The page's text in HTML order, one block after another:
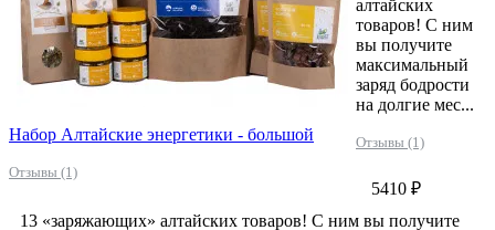
Набор Алтайские энергетики - большой
Отзывы (1)
алтайских
товаров! С ним
вы получите
максимальный
заряд бодрости
на долгие мес...
Отзывы (1)
5410 ₽
13 «заряжающих» алтайских товаров! С ним вы получите